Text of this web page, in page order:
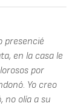
presencié
en la casa le
por
Yo creo
no olía a su